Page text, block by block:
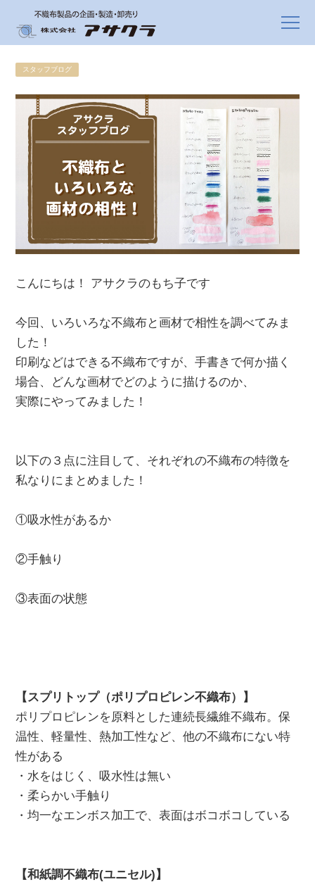
スタッフブログ
こんにちは！ アサクラのもち子です
今回、いろいろな不織布と画材で相性を調べてみま
した！
印刷などはできる不織布ですが、手書きで何か描く
場合、どんな画材でどのように描けるのか、
実際にやってみました！
以下の３点に注目して、それぞれの不織布の特徴を
私なりにまとめました！
①吸水性があるか
②手触り
③表面の状態
【スプリトップ（ポリプロピレン不織布）】
ポリプロピレンを原料とした連続長繊維不織布。保
温性、軽量性、熱加工性など、他の不織布にない特
性がある
・水をはじく、吸水性は無い
・柔らかい手触り
・均一なエンボス加工で、表面はボコボコしている
【和紙調不織布(ユニセル)】